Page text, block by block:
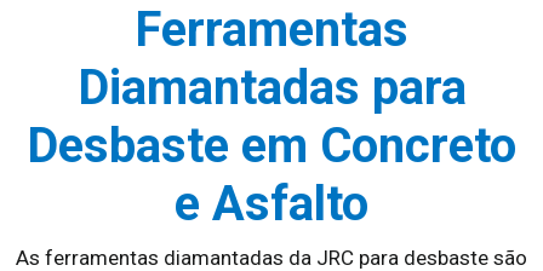
Ferramentas
Diamantadas para
Desbaste em Concreto
e Asfalto
As ferramentas diamantadas da JRC para desbaste são